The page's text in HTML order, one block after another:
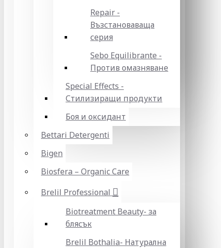
Repair -
Възстановаваща
серия
Sebo Equilibrante -
Против омазняване
Special Effects -
Стилизиращи продукти
Боя и оксидант
Bettari Detergenti
Bigen
Biosfera – Organic Care
Brelil Professional
Biotreatment Beauty- за
блясък
Brelil Bothalia- Натурална